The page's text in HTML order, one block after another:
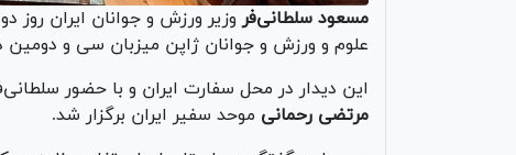
مسعود سلطانی‌فر وزیر ورزش و جوانان ایران روز
علوم و ورزش و جوانان ژاپن میزبان سی و دومین
این دیدار در محل سفارت ایران و با حضور
مرتضی رحمانی موحد سفیر ایران برگزار شد.